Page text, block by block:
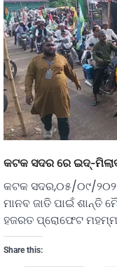
କଟକ ସଦର ରେ ଇଦ୍-
କଟକ ସଦର,୦୫/୦୯/
ମାନବ ଜାତି ପାଇଁ ଶାନ୍ତି
ହଜରତ ପ୍ରୋଫେଟ
Share this: